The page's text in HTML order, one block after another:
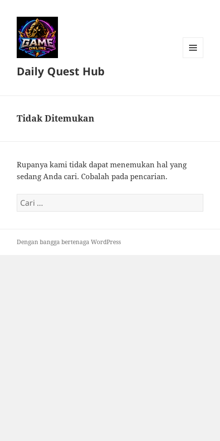
Daily Quest Hub
Tidak Ditemukan
Rupanya kami tidak dapat menemukan hal yang
sedang Anda cari. Cobalah pada pencarian.
Cari
untuk:
Dengan bangga bertenaga WordPress